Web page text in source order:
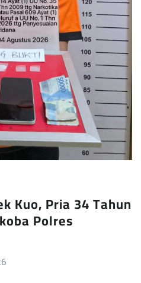
Kuo, Pria 34 Tahun
Polres